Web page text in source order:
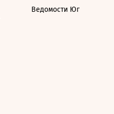
Ведомости Юг